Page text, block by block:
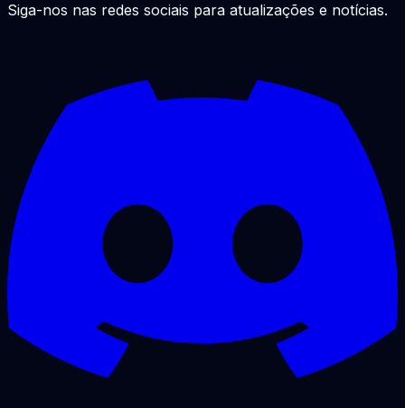
Siga-nos nas redes sociais para atualizações e notícias.